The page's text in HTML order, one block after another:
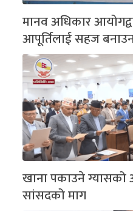
मानव अधिकार
आपूर्तिलाई सहज
खाना पकाउने
सांसदको माग